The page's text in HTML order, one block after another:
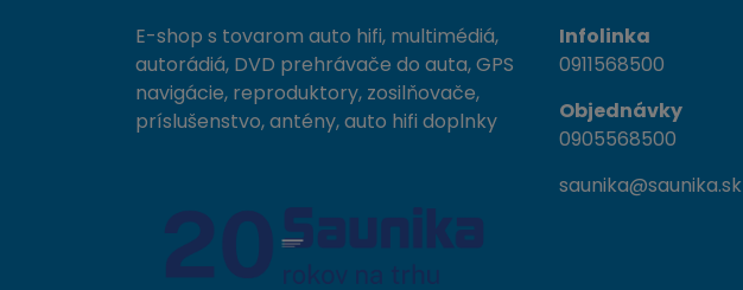
E-shop s tovarom auto hifi, multimédiá,
autorádiá, DVD prehrávače do auta, GPS
navigácie, reproduktory, zosilňovače,
príslušenstvo, antény, auto hifi doplnky
Infolinka
0911568500
Objednávky
0905568500
saunika@saunika.sk